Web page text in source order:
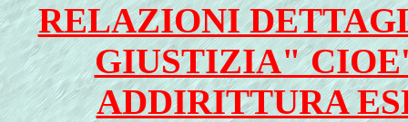
RELAZIONI
GIUSTIZIA"
ADDIRITTURA